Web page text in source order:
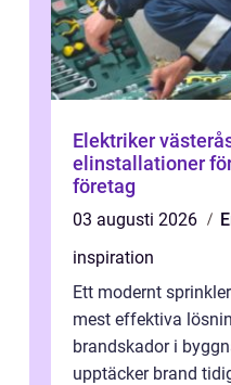
Elektriker västerås
elinstallationer
företag
03 augusti 2026
inspiration
Ett modernt
mest effektiva
brandskador i
upptäcker brand